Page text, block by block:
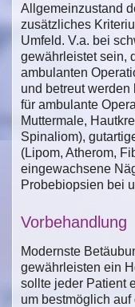
Allgemeinzustand
zusätzliches
Umfeld. V.a. bei
gewährleistet sein,
ambulanten
und betreut
für ambulante
Muttermale,
Spinaliom),
(Lipom, Atherom,
eingewachsene
Probebiopsien bei
Vorbehandlung
Modernste
gewährleisten ein
sollte jeder Patient
um bestmöglich